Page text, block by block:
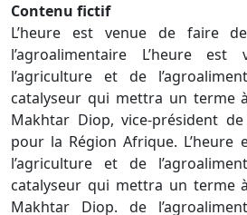
Contenu fictif
L’heure est venue de faire
l’agroalimentaire L’heure
l’agriculture et de
catalyseur qui mettra un terme
Makhtar Diop, vice-président
pour la Région Afrique. L’heure
l’agriculture et de
catalyseur qui mettra un terme
Makhtar Diop. de